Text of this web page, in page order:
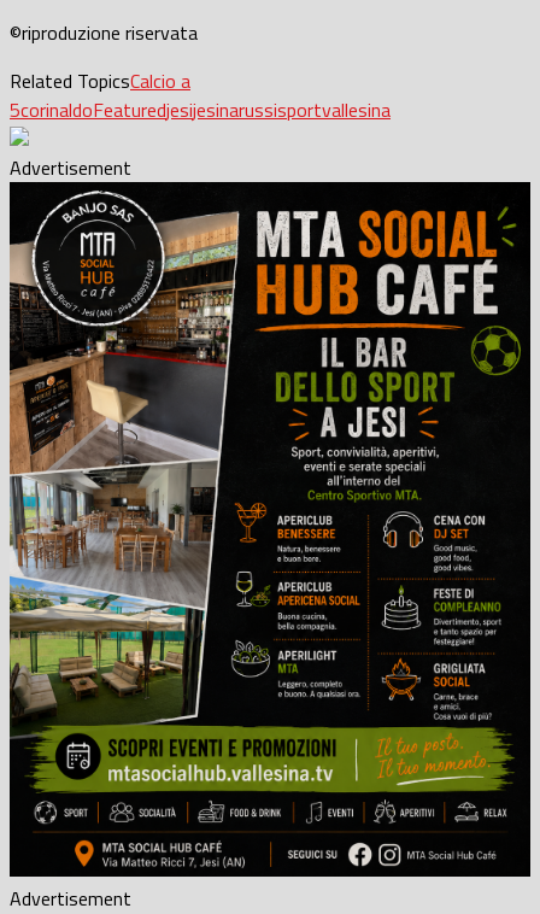
©riproduzione riservata
Related TopicsCalcio a
5corinaldoFeaturedjesijesinarussisportvallesina
Advertisement
Advertisement